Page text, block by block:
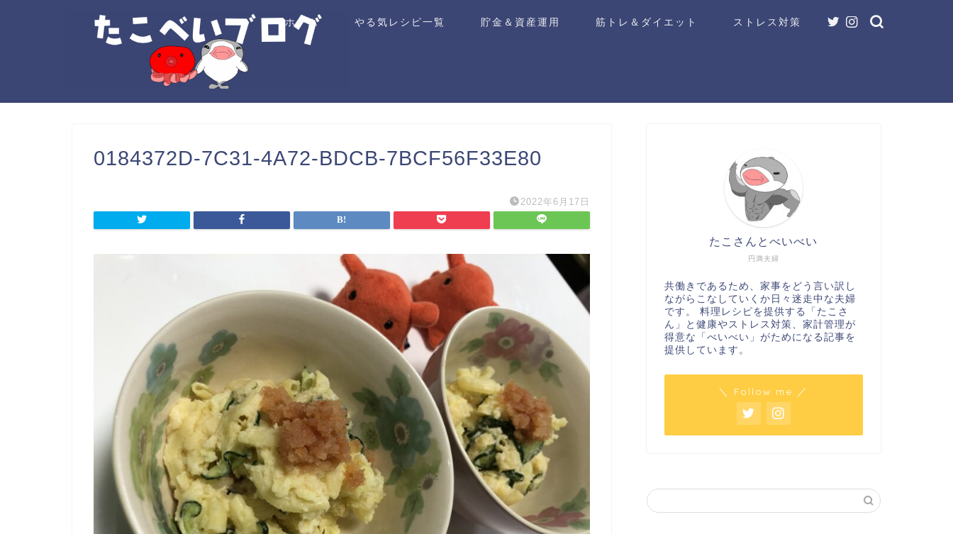
ホーム やる気レシピ一覧 貯金＆資産運用 筋トレ＆ダイエット ストレス対策
0184372D-7C31-4A72-BDCB-7BCF56F33E80
2022年6月17日
円満夫婦
たこさんとべいべい
共働きであるため、家事をどう言い訳し
ながらこなしていくか日々迷走中な夫婦
です。 料理レシピを提供する「たこさ
ん」と健康やストレス対策、家計管理が
得意な「べいべい」がためになる記事を
提供しています。
＼ Follow me ／